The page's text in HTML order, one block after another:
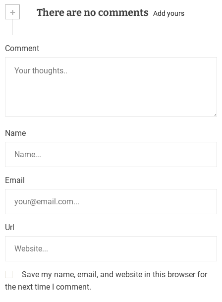
+ There are no comments Add yours
Comment
Name
Email
Url
Save my name, email, and website in this browser for
the next time I comment.